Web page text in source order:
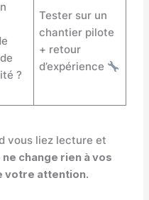
?
Tester sur un
chantier pilote
+ retour
d’expérience
vous liez lecture et
change rien à vos
votre attention.